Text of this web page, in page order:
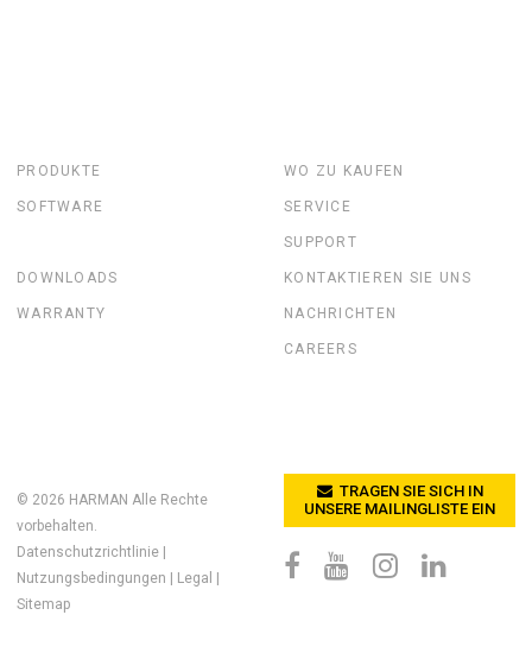
PRODUKTE
SOFTWARE
WO ZU KAUFEN
SERVICE
SUPPORT
DOWNLOADS
WARRANTY
KONTAKTIEREN SIE UNS
NACHRICHTEN
CAREERS
© 2026 HARMAN Alle Rechte
vorbehalten.
Datenschutzrichtlinie
Nutzungsbedingungen
Legal
Sitemap
TRAGEN SIE SICH IN
UNSERE MAILINGLISTE EIN